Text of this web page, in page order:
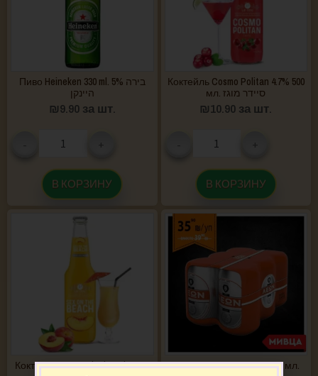
Пиво Heineken 330 ml. 5% בירה
היינקן
₪9.90 за шт.
В КОРЗИНУ
Коктейль Cosmo Politan 4.7% 500
мл. סיידר מוגז
₪10.90 за шт.
В КОРЗИНУ
Коктейль Sex on the beach 4.7%
Пиво Leon упаковка 6*500 мл.